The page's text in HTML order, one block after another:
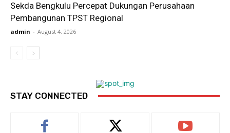
Sekda Bengkulu Percepat Dukungan Perusahaan
Pembangunan TPST Regional
admin - August 4, 2026
STAY CONNECTED